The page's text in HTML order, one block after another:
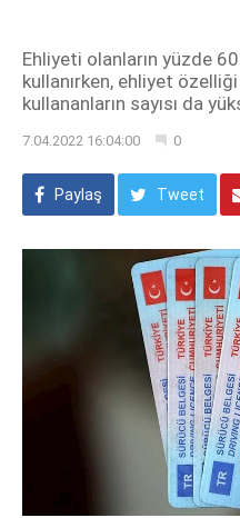
Ehliyeti olanların yüzde
kullanırken, ehliyet
kullananların sayısı da
7.04.2022 16:04:00 0
Paylaş Tweet